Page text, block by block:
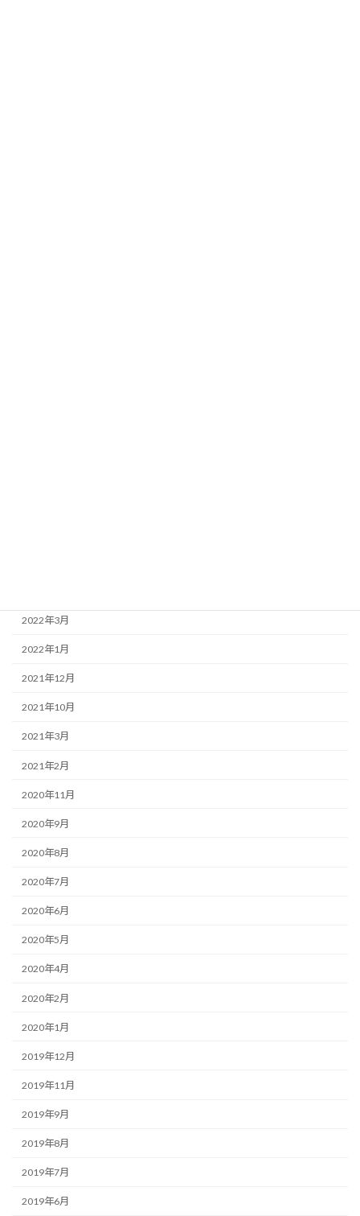
2022年3月
2022年1月
2021年12月
2021年10月
2021年3月
2021年2月
2020年11月
2020年9月
2020年8月
2020年7月
2020年6月
2020年5月
2020年4月
2020年2月
2020年1月
2019年12月
2019年11月
2019年9月
2019年8月
2019年7月
2019年6月